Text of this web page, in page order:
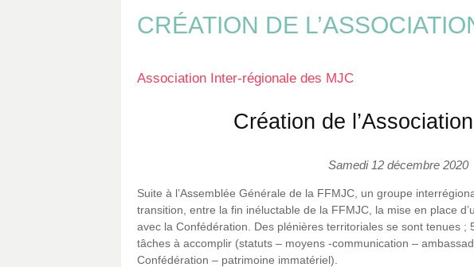
CRÉATION DE
Association Inter-régionale des MJC
Création de
Samedi 12 décembre 2020
Suite à l’Assemblée Générale de la FFMJC, un groupe
transition, entre la fin inéluctable de la FFMJC, la mise en place
avec la Confédération. Des plénières territoriales se sont tenues ;
tâches à accomplir (statuts – moyens -communication –
Confédération – patrimoine immatériel).